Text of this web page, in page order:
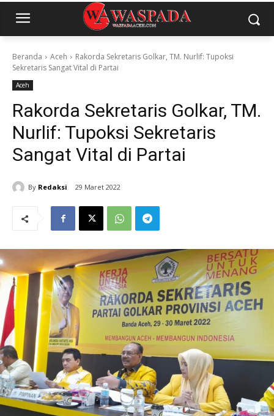
Beranda Aceh
Rakorda Sekretaris Golkar, TM. Nurlif: Tupoksi
Sekretaris Sangat Vital di Partai
Aceh
Rakorda Sekretaris Golkar, TM.
Nurlif: Tupoksi Sekretaris
Sangat Vital di Partai
By Redaksi 29 Maret 2022